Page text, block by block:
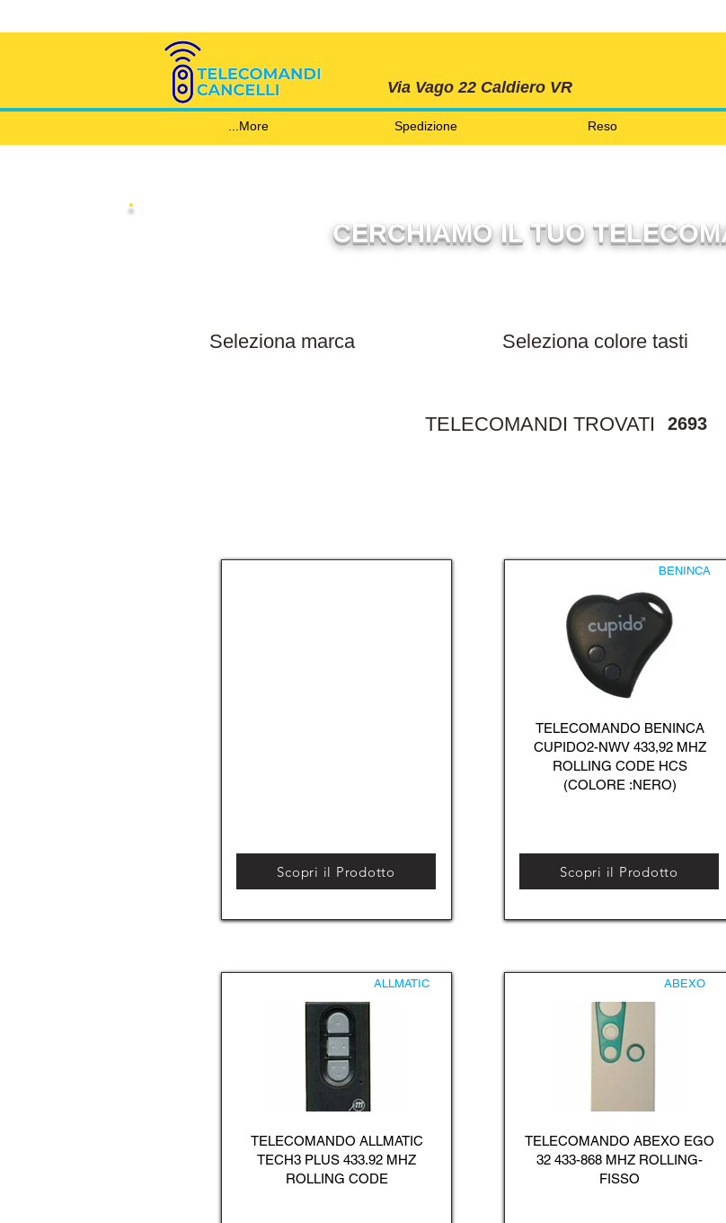
Via Vago 22 Caldiero VR
Reso
Spedizione
More...
CERCHIAMO IL TUO
TELECOMANDI TROVATI 2693
Scopri il Prodotto
ALLMATIC
TELECOMANDO ALLMATIC
TECH3 PLUS 433.92 MHZ
ROLLING CODE
BENINCA
TELECOMANDO BENINCA
CUPIDO2-NWV 433,92 MHZ
ROLLING CODE HCS
(COLORE :NERO)
Scopri il Prodotto
ABEXO
TELECOMANDO ABEXO EGO
32 433-868 MHZ ROLLING-
FISSO